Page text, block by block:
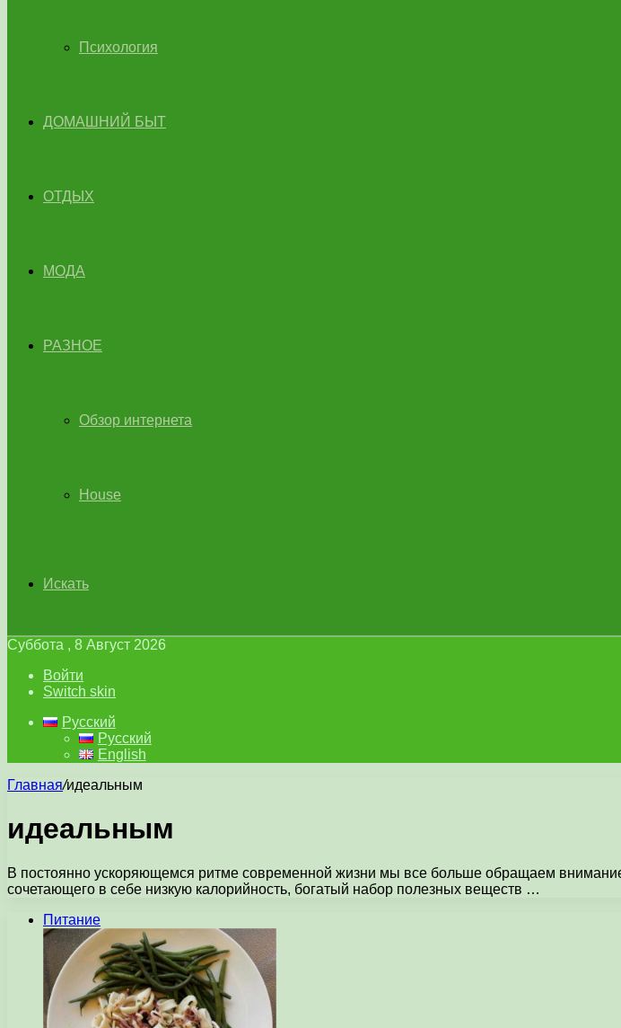
Психология
ДОМАШНИЙ БЫТ
ОТДЫХ
МОДА
РАЗНОЕ
Обзор интернета
House
Искать
Суббота , 8 Август 2026
Войти
Switch skin
Русский
Русский
English
Главная/идеальным
идеальным
В постоянно ускоряющемся ритме современной жизни мы все больше обращаем
сочетающего в себе низкую калорийность, богатый набор полезных веществ …
Питание